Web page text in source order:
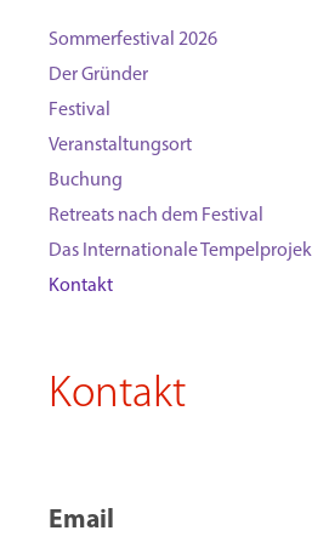
Sommerfestival 2026
Der Gründer
Festival
Veranstaltungsort
Buchung
Retreats nach dem Festival
Das Internationale
Kontakt
Kontakt
Email